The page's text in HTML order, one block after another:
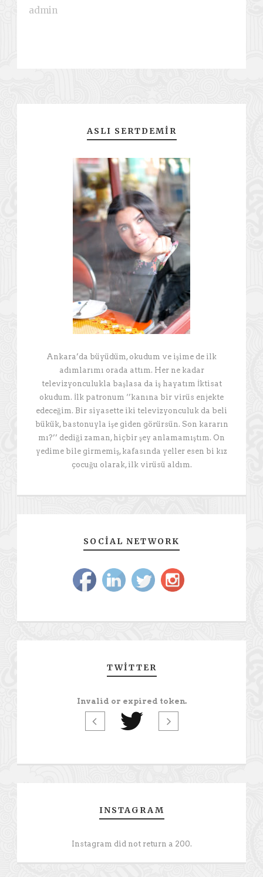
admin
ASLI SERTDEMIR
Ankara’da büyüdüm, okudum ve işime de ilk
adımlarımı orada attım. Her ne kadar
televizyonculukla başlasa da iş hayatım İktisat
okudum. İlk patronum ‘’kanına bir virüs enjekte
edeceğim. Bir siyasette iki televizyonculuk da beli
bükük, bastonuyla işe giden görürsün. Son kararın
mı?’’ dediği zaman, hiçbir şey anlamamıştım. On
yedime bile girmemiş, kafasında yeller esen bi kız
çocuğu olarak, ilk virüsü aldım.
SOCIAL NETWORK
TWITTER
Invalid or expired token.
INSTAGRAM
Instagram did not return a 200.